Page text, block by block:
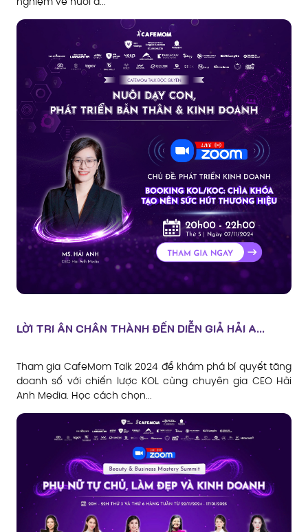
Chuỗi sự kiện quy tụ rất nhiêu các diễn giả, doanh nhân
ở nhiều lĩnh vực sẽ giúp bạn có thêm những tri thức, kinh
nghiệm về nuôi d...
LỜI TRI ÂN CHÂN THÀNH ĐẾN DIỄN GIẢ HẢI A...
Tham gia CafeMom Talk 2024 để khám phá bí quyết tăng
doanh số với chiến lược KOL cùng chuyên gia CEO Hải
Anh Media. Học cách chọn...